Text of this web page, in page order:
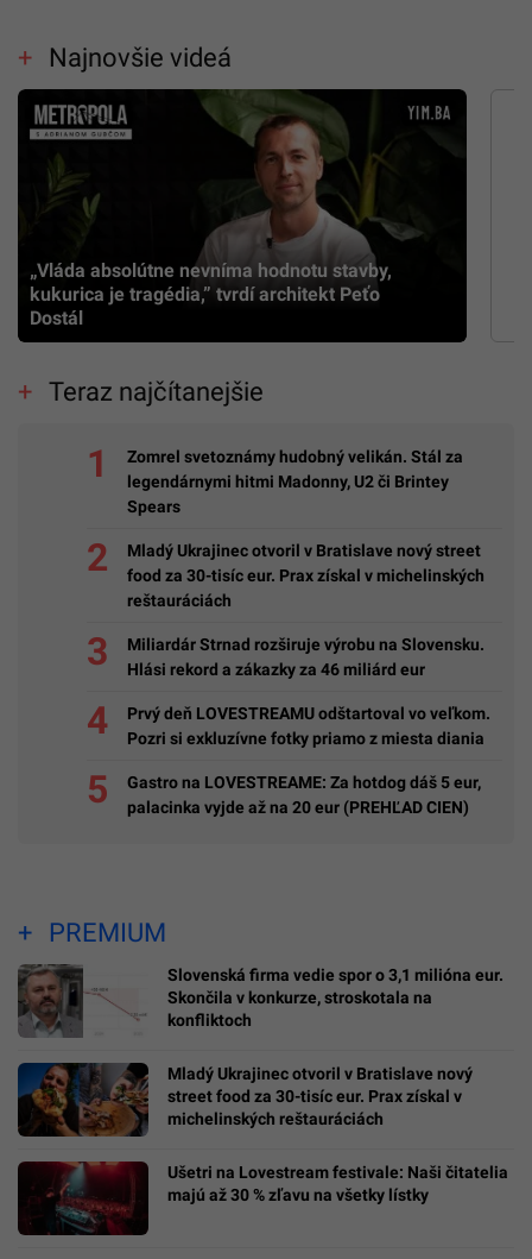
Najnovšie videá
„Vláda absolútne nevníma hodnotu stavby,
kukurica je tragédia,” tvrdí architekt Peťo
Dostál
Teraz najčítanejšie
Zomrel svetoznámy hudobný velikán. Stál za
legendárnymi hitmi Madonny, U2 či Brintey
Spears
Mladý Ukrajinec otvoril v Bratislave nový street
food za 30-tisíc eur. Prax získal v michelinských
reštauráciách
Miliardár Strnad rozširuje výrobu na Slovensku.
Hlási rekord a zákazky za 46 miliárd eur
Prvý deň LOVESTREAMU odštartoval vo veľkom.
Pozri si exkluzívne fotky priamo z miesta diania
Gastro na LOVESTREAME: Za hotdog dáš 5 eur,
palacinka vyjde až na 20 eur (PREHĽAD CIEN)
PREMIUM
Slovenská firma vedie spor o 3,1 milióna eur.
Skončila v konkurze, stroskotala na
konfliktoch
Mladý Ukrajinec otvoril v Bratislave nový
street food za 30-tisíc eur. Prax získal v
michelinských reštauráciách
Ušetri na Lovestream festivale: Naši čitatelia
majú až 30 % zľavu na všetky lístky